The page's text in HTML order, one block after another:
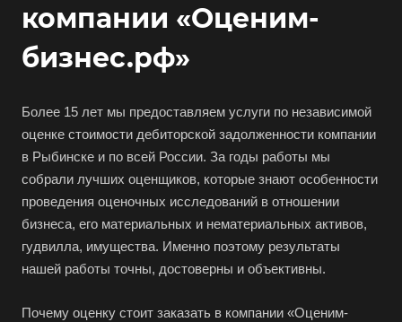
компании «Оценим-
бизнес.рф»
Более 15 лет мы предоставляем услуги по независимой
оценке стоимости дебиторской задолженности компании
в Рыбинске и по всей России. За годы работы мы
собрали лучших оценщиков, которые знают особенности
проведения оценочных исследований в отношении
бизнеса, его материальных и нематериальных активов,
гудвилла, имущества. Именно поэтому результаты
нашей работы точны, достоверны и объективны.
Почему оценку стоит заказать в компании «Оценим-
Бийск
Биробиджан
Бирюч
Благовещенск
Благодарный
Боготол
Большой Камень
Борзя